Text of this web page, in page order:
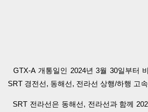
GTX-A 개통일인 2024년 3월 30일부터
SRT 경전선, 동해선, 전라선 상행/하행 고
SRT 전라선은 동해선, 전라선과 함께